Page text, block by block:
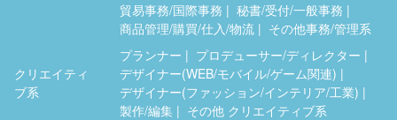
貿易事務/国際事務
秘書/受付/一般事務
商品管理/購買/仕入/物流
その他事務/管理系
クリエイティ
ブ系
プランナー
プロデューサー/ディレクター
デザイナー(WEB/モバイル/ゲーム関連)
デザイナー(ファッション/インテリア/工業)
製作/編集
その他 クリエイティブ系